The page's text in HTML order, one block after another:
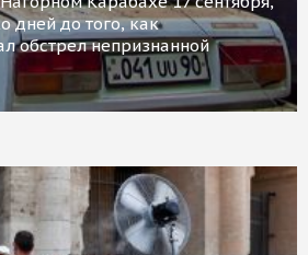
дней до того, как
обстрел непризнанной